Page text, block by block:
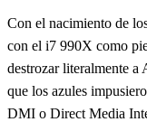
Con el nacimiento de
con el i7 990X como
destrozar literalmente
que los azules
DMI o Direct Media